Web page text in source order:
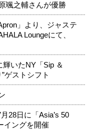
颯之輔さんが優勝
」より、ジャステ
Loungeにて、
いたNY「Sip ＆
ゲストシフト
28日に「Asia’s 50
イングを開催